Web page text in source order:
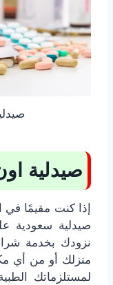
صيدلية
إذا كنت مقيمًا في
صيدلية سعودية
نزودك بخدمة
منزلك أو من أي
لمستلزماتك